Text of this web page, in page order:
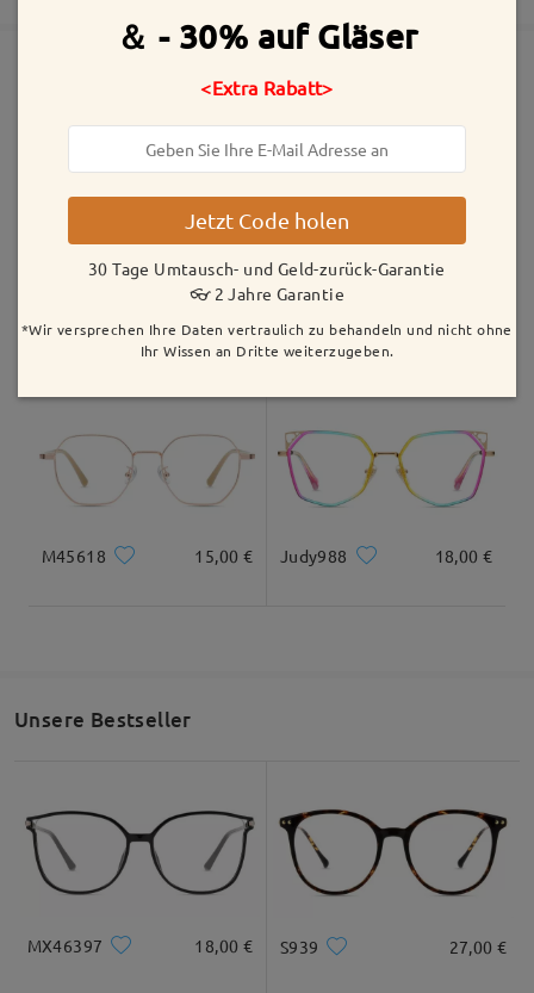
5-7 Werktage Details
Geliefert
TR18225 6,00 € S0199 23,99 €
M45618 15,00 € Judy988 18,00 €
Unsere Bestseller
MX46397 18,00 € S939 27,00 €
＆ - 30% auf Gläser
<Extra Rabatt>
Jetzt Code holen
30 Tage Umtausch- und Geld-zurück-Garantie
👓 2 Jahre Garantie
*Wir versprechen Ihre Daten vertraulich zu behandeln und nicht ohne
Ihr Wissen an Dritte weiterzugeben.